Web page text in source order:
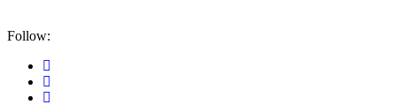
Follow: